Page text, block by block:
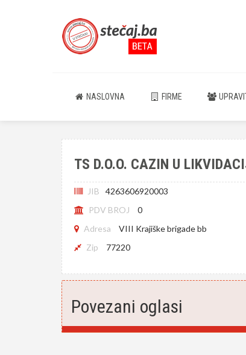
NASLOVNA FIRME
TS D.O.O. CAZIN U
JIB
4263606920003
PDV BROJ
0
Adresa
VIII Krajiške brigade bb
Zip
77220
Povezani oglasi